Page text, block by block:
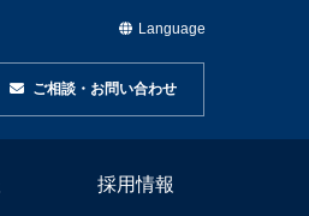
ご相談・お問い合わせ
Language
採用情報